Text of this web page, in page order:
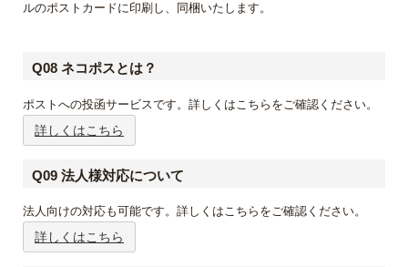
ルのポストカードに印刷し、同梱いたします。
Q08 ネコポスとは？
ポストへの投函サービスです。詳しくはこちらをご確認ください。
詳しくはこちら
Q09 法人様対応について
法人向けの対応も可能です。詳しくはこちらをご確認ください。
詳しくはこちら